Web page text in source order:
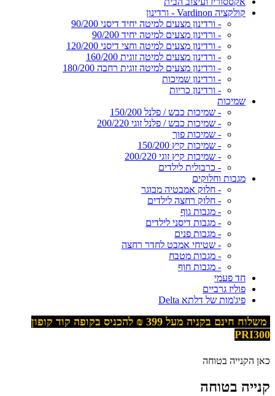
קולקציה Vardinon - ורדינון
- ורדינון מצעים למיטה יחיד דיסני 90/200
- ורדינון מצעים למיטה יחיד 90/200
- ורדינון מצעים למיטה וחצי דיסני 120/200
- ורדינון מצעים למיטה זוגית 160/200
- ורדינון מצעים למיטה זוגית רחבה 180/200
- ורדינון שמיכות
- ורדינון כריות
שמיכות
- שמיכות כבש / פלנל 150/200
- שמיכות כבש / פלנל זוגי 200/220
- שמיכות פוך
- שמיכות קיץ 150/200
- שמיכות קיץ זוגי 200/220
- כרבולית לילדים
מגבות וחלוקים
- חלוק אמבטיה מבוגר
- חלוק רחצה לילדים
- מגבות גוף
- מגבות דיסני לילדים
- מגבות פנים
- שטיחי אמבט לחדר רחצה
- מגבות מטבח
- מגבות חוף
חד פעמי
פוליז גרביים
פיג'מות של דלתא Delta
משלוח חינם בקניה מעל 399
₪ להכניס בקופה קוד קופון
PRI300
כאן הקנייה בטוחה
קנייה בטוחה